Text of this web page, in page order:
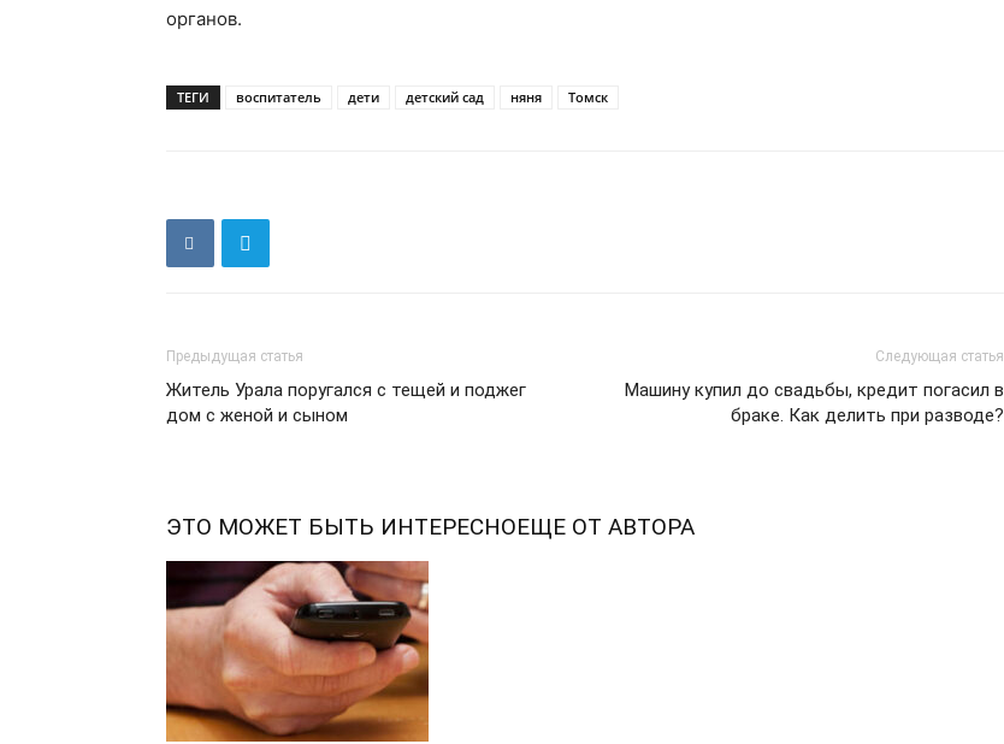
органов.
ТЕГИ воспитатель дети детский сад няня Томск
Предыдущая статья
Житель Урала поругался с тещей и поджег
дом с женой и сыном
Следующая статья
Машину купил до свадьбы, кредит погасил в
браке. Как делить при разводе?
ЭТО МОЖЕТ БЫТЬ ИНТЕРЕСНОЕЩЕ ОТ АВТОРА